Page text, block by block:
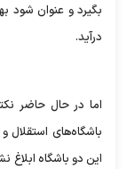
بگیرد و عنوان شود
درآید.
اما در حال حاضر
باشگاه‌های
این دو باشگاه